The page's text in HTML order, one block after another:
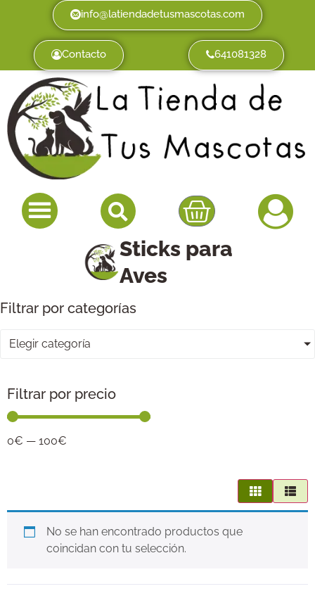
info@latiendadetusmascotas.com
Contacto 641081328
Sticks para
Aves
Filtrar por categorías
Elegir categoría
Filtrar por precio
0€ — 100€
No se han encontrado productos que
coincidan con tu selección.